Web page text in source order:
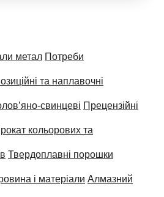
метал Потреби
та наплавочні
свинцеві Прецензійні
кольорових та
Твердоплавні порошки
і матеріали Алмазний